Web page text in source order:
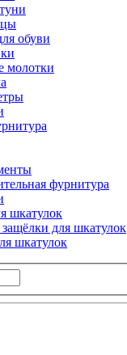
обуви
молотки
фурнитура
шкатулок
для шкатулок
шкатулок